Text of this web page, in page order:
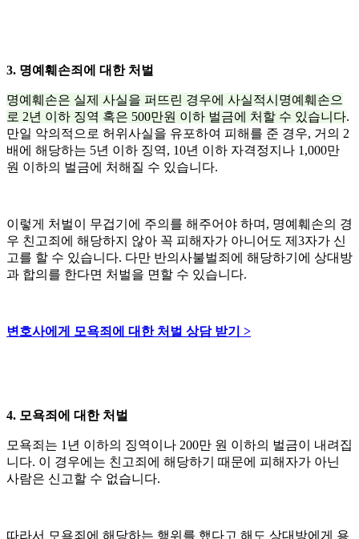
3. 명예훼손죄에 대한 처벌
명예훼손은 실제 사실을 퍼뜨린 경우에 사실적시명예훼손으
로 2년 이하 징역 혹은 500만원 이하 벌금에 처할 수 있습니다.
만일 악의적으로 허위사실을 유포하여 피해를 준 경우, 거의 2
배에 해당하는 5년 이하 징역, 10년 이하 자격정지나 1,000만
원 이하의 벌금에 처해질 수 있습니다.
이렇게 처벌이 무겁기에 주의를 해주어야 하며, 명예훼손의 경
우 친고죄에 해당하지 않아 꼭 피해자가 아니어도 제3자가 신
고를 할 수 있습니다. 다만 반의사불벌죄에 해당하기에 상대방
과 합의를 한다면 처벌을 면할 수 있습니다.
변호사에게 모욕죄에 대한 처벌 상담 받기 >
4. 모욕죄에 대한 처벌
모욕죄는 1년 이하의 징역이나 200만 원 이하의 벌금이 내려집
니다. 이 경우에는 친고죄에 해당하기 때문에 피해자가 아닌
사람은 신고할 수 없습니다.
따라서 모욕죄에 해당하는 행위를 했다고 해도 상대방에게 용